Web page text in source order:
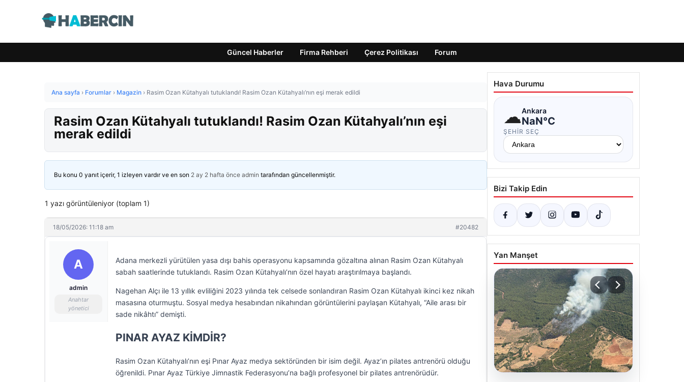
Güncel Haberler Firma Rehberi Çerez Politikası Forum
Ana sayfa › Forumlar › Magazin › Rasim Ozan Kütahyalı tutuklandı! Rasim Ozan Kütahyalı’nın eşi merak edildi
Rasim Ozan Kütahyalı tutuklandı! Rasim Ozan Kütahyalı’nın eşi
merak edildi
Bu konu 0 yanıt içerir, 1 izleyen vardır ve en son 2 ay 2 hafta önce admin tarafından güncellenmiştir.
1 yazı görüntüleniyor (toplam 1)
18/05/2026: 11:18 am #20482
A
admin
Anahtar
yönetici
Adana merkezli yürütülen yasa dışı bahis operasyonu kapsamında gözaltına alınan Rasim Ozan Kütahyalı
sabah saatlerinde tutuklandı. Rasim Ozan Kütahyalı’nın özel hayatı araştırılmaya başlandı.
Nagehan Alçı ile 13 yıllık evliliğini 2023 yılında tek celsede sonlandıran Rasim Ozan Kütahyalı ikinci kez nikah
masasına oturmuştu. Sosyal medya hesabından nikahından görüntülerini paylaşan Kütahyalı, “Aile arası bir
sade nikâhtı” demişti.
PINAR AYAZ KİMDİR?
Rasim Ozan Kütahyalı’nın eşi Pınar Ayaz medya sektöründen bir isim değil. Ayaz’ın pilates antrenörü olduğu
öğrenildi. Pınar Ayaz Türkiye Jimnastik Federasyonu’na bağlı profesyonel bir pilates antrenörüdür.
Hava Durumu
☁Ankara
NaN°C
ŞEHIR SEÇ
Bizi Takip Edin
Yan Manşet